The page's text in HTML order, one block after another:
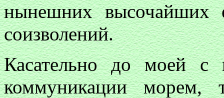
нынешних высочайших
соизволений.
Касательно до моей с
коммуникации